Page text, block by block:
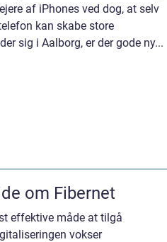
af iPhones ved dog, at selv
kan skabe store
sig i Aalborg, er der gode ny...
om Fibernet
effektive måde at tilgå
vokser